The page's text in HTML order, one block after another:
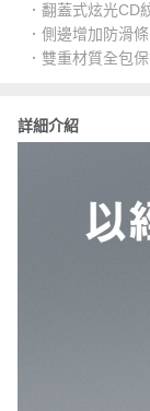
．翻蓋式炫光CD
．側邊增加防滑
．雙重材質全包
詳細介紹